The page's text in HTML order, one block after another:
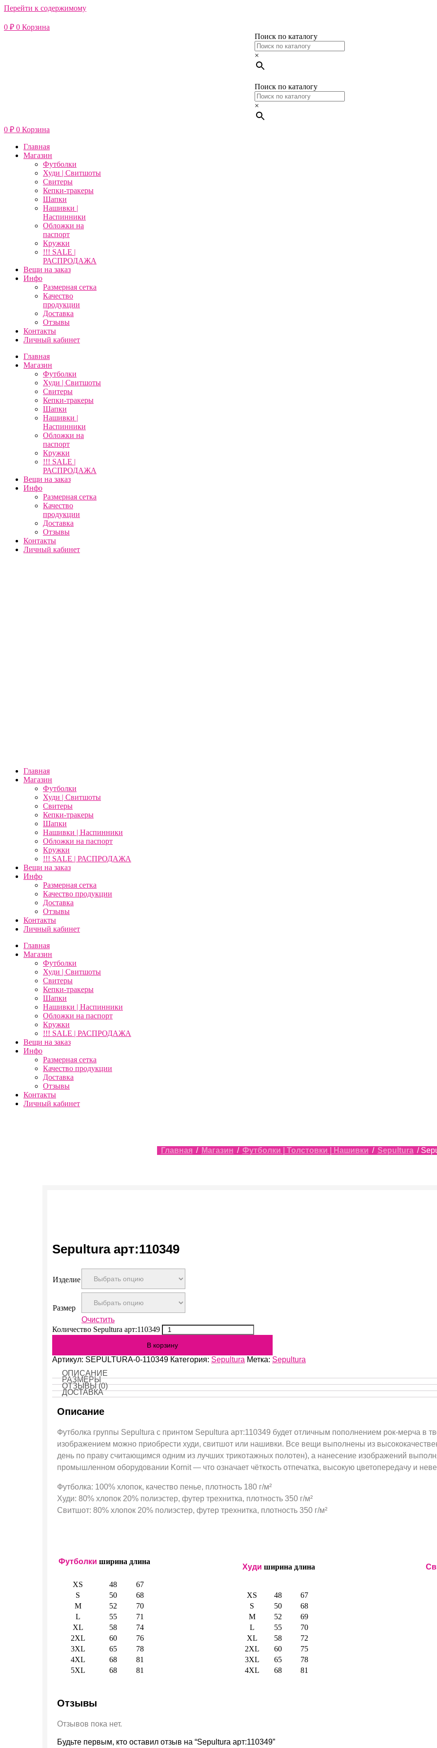
Перейти к содержимому
0 ₽ 0 Корзина
Поиск по каталогу
×
Поиск по каталогу
×
0 ₽ 0 Корзина
Главная
Магазин
Футболки
Худи | Свитшоты
Свитеры
Кепки-тракеры
Шапки
Нашивки |
Наспинники
Обложки на
паспорт
Кружки
!!! SALE |
РАСПРОДАЖА
Вещи на заказ
Инфо
Размерная сетка
Качество
продукции
Доставка
Отзывы
Контакты
Личный кабинет
Главная
Магазин
Футболки
Худи | Свитшоты
Свитеры
Кепки-тракеры
Шапки
Нашивки |
Наспинники
Обложки на
паспорт
Кружки
!!! SALE |
РАСПРОДАЖА
Вещи на заказ
Инфо
Размерная сетка
Качество
продукции
Доставка
Отзывы
Контакты
Личный кабинет
Главная
Магазин
Футболки
Худи | Свитшоты
Свитеры
Кепки-тракеры
Шапки
Нашивки | Наспинники
Обложки на паспорт
Кружки
!!! SALE | РАСПРОДАЖА
Вещи на заказ
Инфо
Размерная сетка
Качество продукции
Доставка
Отзывы
Контакты
Личный кабинет
Главная
Магазин
Футболки
Худи | Свитшоты
Свитеры
Кепки-тракеры
Шапки
Нашивки | Наспинники
Обложки на паспорт
Кружки
!!! SALE | РАСПРОДАЖА
Вещи на заказ
Инфо
Размерная сетка
Качество продукции
Доставка
Отзывы
Контакты
Личный кабинет
Главная / Магазин / Футболки | Толстовки | Нашивки / Sepultura /
Sepultura арт:110349
Изделие
Размер
Очистить
Количество Sepultura арт:110349
В корзину
Артикул: SEPULTURA-0-110349 Категория: Sepultura Метка: Sepultura
ОПИСАНИЕ
РАЗМЕРЫ
ОТЗЫВЫ (0)
ДОСТАВКА
Описание
Футболка группы Sepultura с принтом Sepultura арт:110349 будет отличным пополнением рок-мерча в
изображением можно приобрести худи, свитшот или нашивки. Все вещи выполнены из
день по праву считающимся одним из лучших трикотажных полотен), а нанесение изображений
промышленном оборудовании Kornit — что означает чёткость отпечатка, высокую цветопередачу и
Футболка: 100% хлопок, качество пенье, плотность 180 г/м²
Худи: 80% хлопок 20% полиэстер, футер трехнитка, плотность 350 г/м²
Свитшот: 80% хлопок 20% полиэстер, футер трехнитка, плотность 350 г/м²
Футболки ширина длина
XS 48
67
S
50
68
M
52
70
L
55
71
XL
58
74
2XL
60
76
3XL
65
78
4XL
68
81
5XL
68 81
Худи ширина длина
XS 48
67
S
50
68
M
52
69
L
55
70
XL
58
72
2XL
60
75
3XL
65
78
4XL
68 81
Отзывы
Отзывов пока нет.
Будьте первым, кто оставил отзыв на “Sepultura арт:110349”